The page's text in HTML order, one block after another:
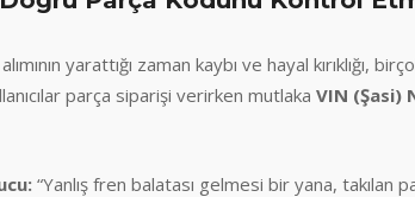
yarattığı zaman kaybı ve hayal kırıklığı,
parça siparişi verirken mutlaka VIN (Şasi)
“Yanlış fren balatası gelmesi bir yana, takılan